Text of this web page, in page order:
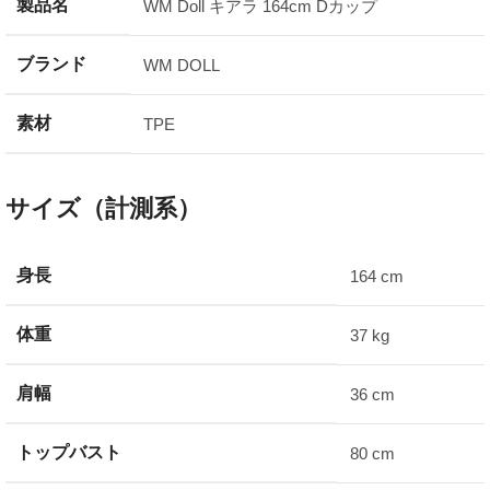
製品名 WM Doll キアラ 164cm Dカップ
ブランド WM DOLL
素材 TPE
サイズ（計測系）
身長 164 cm
体重 37 kg
肩幅 36 cm
トップバスト 80 cm